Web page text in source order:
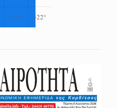
+23° +22°